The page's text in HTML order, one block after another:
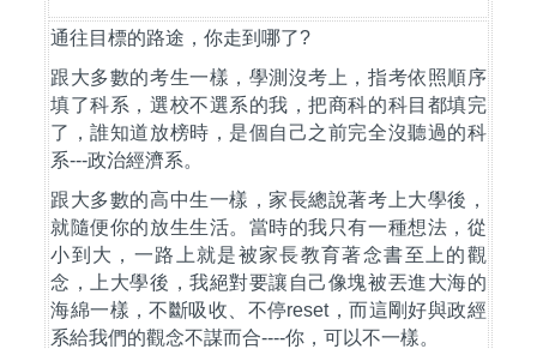
通往目標的路途，你走到哪了?
跟大多數的考生一樣，學測沒考上，指考依照順序
填了科系，選校不選系的我，把商科的科目都填完
了，誰知道放榜時，是個自己之前完全沒聽過的科
系---政治經濟系。
跟大多數的高中生一樣，家長總說著考上大學後，
就隨便你的放生生活。當時的我只有一種想法，從
小到大，一路上就是被家長教育著念書至上的觀
念，上大學後，我絕對要讓自己像塊被丟進大海的
海綿一樣，不斷吸收、不停reset，而這剛好與政經
系給我們的觀念不謀而合----你，可以不一樣。